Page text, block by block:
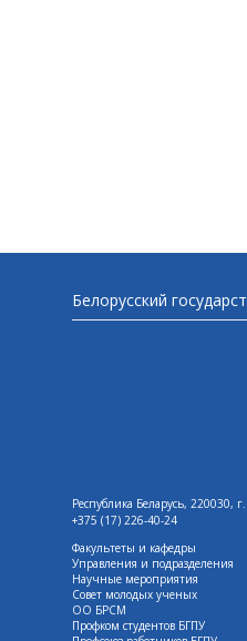
Белорусский
Республика Беларусь, 220030,
+375 (17) 226-40-24
Факультеты и кафедры
Управления и подразделения
Научные мероприятия
Совет молодых ученых
ОО БРСМ
Профком студентов БГПУ